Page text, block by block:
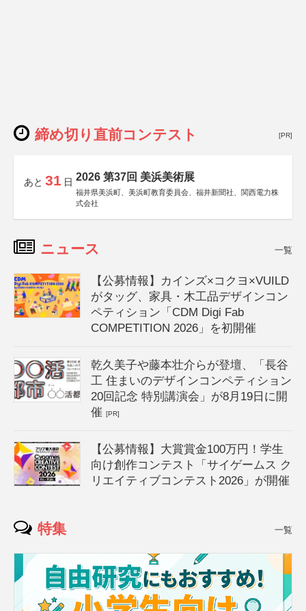
締め切り直前コンテスト [PR]
あと 31 日 2026 第37回 美浜美術展
福井県美浜町、美浜町教育委員会、福井新聞社、関西電力株
式会社
ニュース 一覧
【公募情報】カインズ×コクヨ×VUILD
がタッグ、家具・木工品デザインコン
ペティション「CDM Digi Fab
COMPETITION 2026」を初開催
乾久美子や藤本壮介らが登壇、「長谷
工 住まいのデザインコンペティション
20回記念 特別講演会」が8月19日に開
催[PR]
【公募情報】大賞賞金100万円！学生
向け創作コンテスト「サイゲームス ク
リエイティブコンテスト2026」が開催
特集 一覧